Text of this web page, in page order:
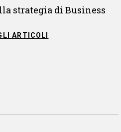
strategia di Business
ARTICOLI